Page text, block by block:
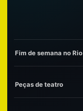
Fim de semana no Rio
Peças de teatro